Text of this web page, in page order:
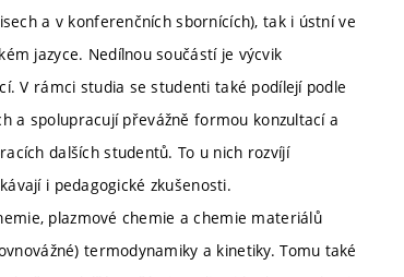
a v konferenčních sbornících), tak i ústní ve
jazyce. Nedílnou součástí je výcvik
V rámci studia se studenti také podílejí podle
a spolupracují převážně formou konzultací a
dalších studentů. To u nich rozvíjí
i pedagogické zkušenosti.
plazmové chemie a chemie materiálů
termodynamiky a kinetiky. Tomu také